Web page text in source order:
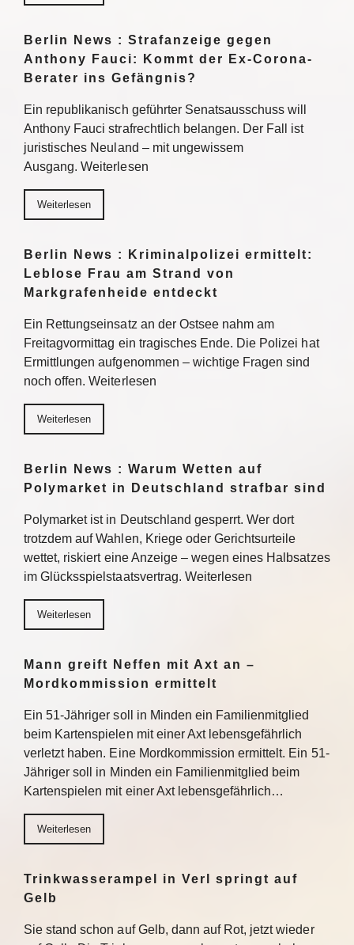
Berlin News : Strafanzeige gegen
Anthony Fauci: Kommt der Ex-Corona-
Berater ins Gefängnis?
Ein republikanisch geführter Senatsausschuss will
Anthony Fauci strafrechtlich belangen. Der Fall ist
juristisches Neuland – mit ungewissem
Ausgang. Weiterlesen
Weiterlesen
Berlin News : Kriminalpolizei ermittelt:
Leblose Frau am Strand von
Markgrafenheide entdeckt
Ein Rettungseinsatz an der Ostsee nahm am
Freitagvormittag ein tragisches Ende. Die Polizei hat
Ermittlungen aufgenommen – wichtige Fragen sind
noch offen. Weiterlesen
Weiterlesen
Berlin News : Warum Wetten auf
Polymarket in Deutschland strafbar sind
Polymarket ist in Deutschland gesperrt. Wer dort
trotzdem auf Wahlen, Kriege oder Gerichtsurteile
wettet, riskiert eine Anzeige – wegen eines Halbsatzes
im Glücksspielstaatsvertrag. Weiterlesen
Weiterlesen
Mann greift Neffen mit Axt an –
Mordkommission ermittelt
Ein 51-Jähriger soll in Minden ein Familienmitglied
beim Kartenspielen mit einer Axt lebensgefährlich
verletzt haben. Eine Mordkommission ermittelt. Ein 51-
Jähriger soll in Minden ein Familienmitglied beim
Kartenspielen mit einer Axt lebensgefährlich…
Weiterlesen
Trinkwasserampel in Verl springt auf
Gelb
Sie stand schon auf Gelb, dann auf Rot, jetzt wieder